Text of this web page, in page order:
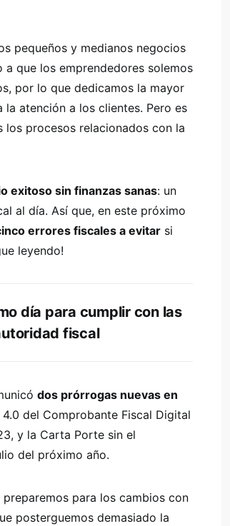
pequeños y medianos negocios
a que los emprendedores solemos
por lo que dedicamos la mayor
atención a los clientes. Pero es
procesos relacionados con la
exitoso sin finanzas sanas: un
al día. Así que, en este próximo
errores fiscales a evitar si
leyendo!
día para cumplir con las
fiscal
dos prórrogas nuevas en
del Comprobante Fiscal Digital
y la Carta Porte sin el
del próximo año.
para los cambios con
posterguemos demasiado la